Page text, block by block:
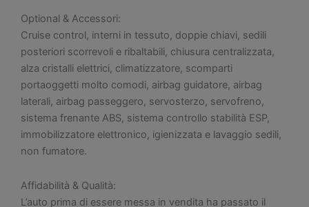
Optional & Accessori:
Cruise control, interni in tessuto, doppie chiavi, sedili
posteriori scorrevoli e ribaltabili, chiusura centralizzata,
alza cristalli elettrici, climatizzatore, scomparti
portaoggetti molto comodi, airbag guidatore, airbag
laterali, airbag passeggero, servosterzo, servofreno,
sistema frenante ABS, sistema controllo stabilità ESP,
immobilizzatore elettronico, igienizzata e lavaggio sedili,
non fumatore.
Affidabilità & Qualità:
L’auto prima di essere messa in vendita ha passato il